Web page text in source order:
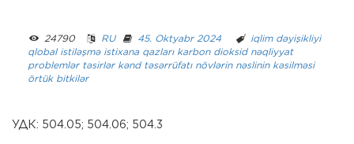
24790 ­ ­ RU­ ­ 45. Oktyabr 2024
iqlim dəyişikliyi
qlobal istiləşmə istixana qazları karbon dioksid nəqliyyat
problemlər təsirlər kənd təsərrüfatı növlərin nəslinin kəsilməsi
örtük bitkilər
УДК: 504.05; 504.06; 504.3